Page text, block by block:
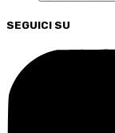
SEGUICI SU